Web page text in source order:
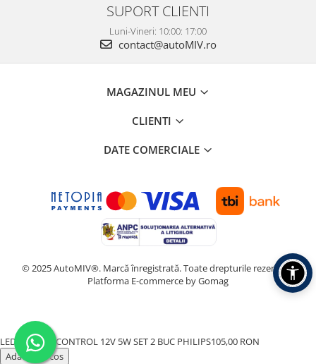
SUPORT CLIENTI
Luni-Vineri: 10:00: 17:00
contact@autoMIV.ro
MAGAZINUL MEU
CLIENTI
DATE COMERCIALE
© 2025 AutoMIV®. Marcă înregistrată. Toate drepturile rezervate.
Platforma E-commerce by Gomag
LED CANBUS CONTROL 12V 5W SET 2 BUC PHILIPS105,00 RON
Adauga in cos